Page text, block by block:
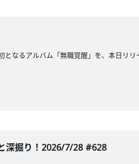
なるアルバム「無職覚醒」を、本日リリ
深掘り！2026/7/28 #628